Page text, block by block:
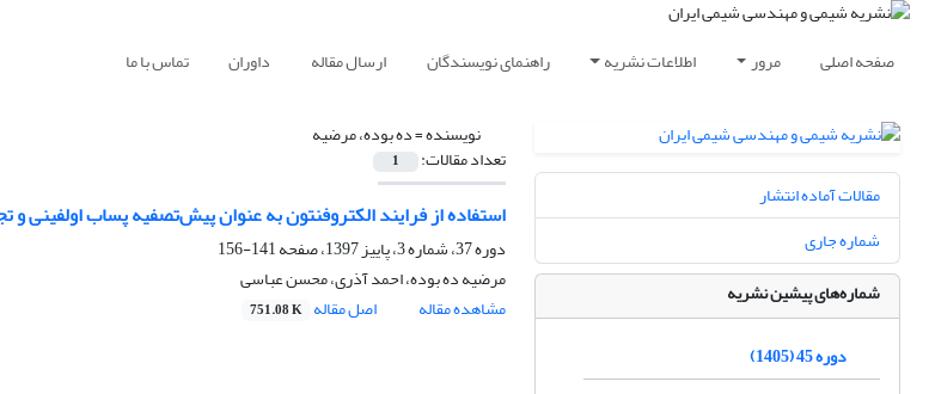
صفحه اصلی مرور اطلاعات نشریه راهنمای نویسندگان ارسال مقاله داوران تماس با ما
نویسنده =ده بوده، مرضیه
تعداد مقالات: 1
استفاده از فرایند الکتروفنتون به عنوان پیش‌تصفیه پساب اولفینی و
دوره 37، شماره 3، پاییز 1397، صفحه
141-156
مرضیه ده بوده، احمد آذری، محسن عباسی
مشاهده مقاله
اصل مقاله 751.08 K
مقالات آماده انتشار
شماره جاری
شماره‌های پیشین نشریه
دوره 45 (1405)